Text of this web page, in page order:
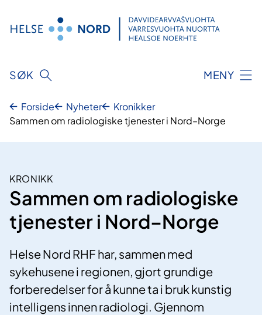
innhold
SØK MENY
Forside Nyheter
Kronikker
Sammen om radiologiske tjenester i Nord–Norge
KRONIKK
Sammen om radiologiske
tjenester i Nord–Norge
Helse Nord RHF har, sammen med
sykehusene i regionen, gjort grundige
forberedelser for å kunne ta i bruk kunstig
intelligens innen radiologi. Gjennom